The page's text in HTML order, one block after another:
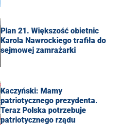
Plan 21. Większość obietnic
Karola Nawrockiego trafiła do
sejmowej zamrażarki
Kaczyński: Mamy
patriotycznego prezydenta.
Teraz Polska potrzebuje
patriotycznego rządu